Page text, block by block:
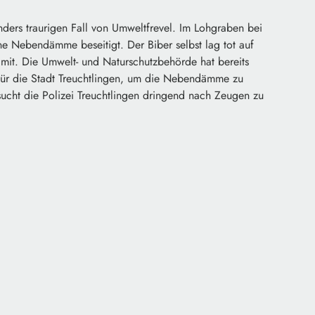
traurigen Fall von Umweltfrevel. Im Lohgraben bei
Nebendämme beseitigt. Der Biber selbst lag tot auf
Die Umwelt- und Naturschutzbehörde hat bereits
die Stadt Treuchtlingen, um die Nebendämme zu
die Polizei Treuchtlingen dringend nach Zeugen zu